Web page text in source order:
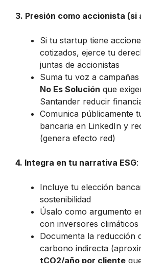
3. Presión como accionista (si
Si tu startup tiene
cotizados, ejerce tu
juntas de accionistas
Suma tu voz a
No Es Solución que
Santander reducir
Comunica públicamente
bancaria en LinkedIn y
(genera efecto red)
4. Integra en tu narrativa ESG:
Incluye tu elección
sostenibilidad
Úsalo como argumento
con inversores climáticos
Documenta la reducción
carbono indirecta
tCO2/año por cliente